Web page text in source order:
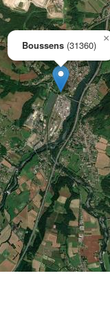
Boussens (31360)
×